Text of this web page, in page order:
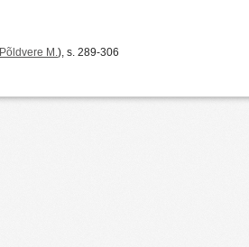
Põldvere M.), s. 289-306